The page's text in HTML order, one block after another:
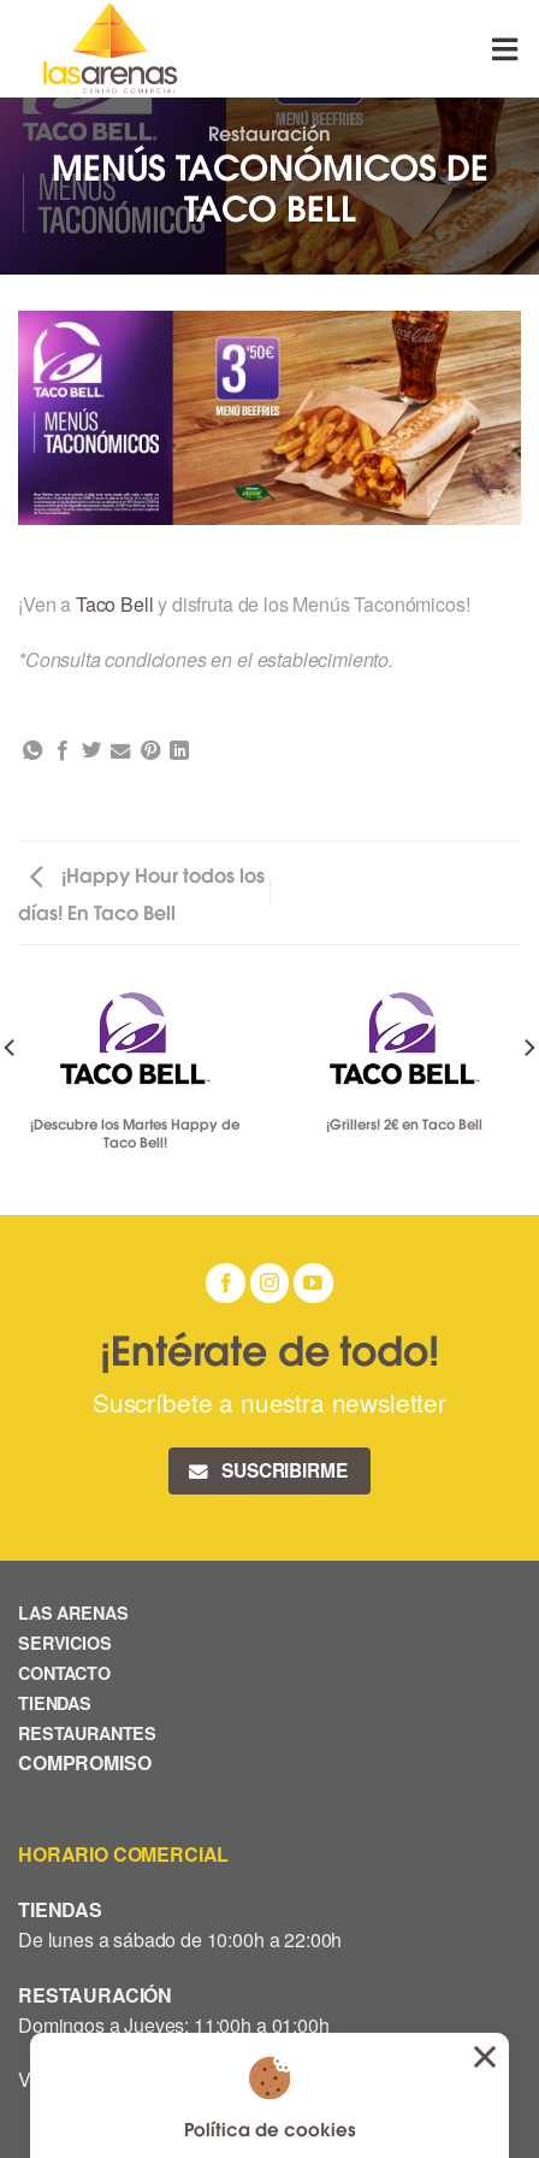
content
Restauración
MENÚS TACONÓMICOS DE
TACO BELL
¡Ven aTaco Belly disfruta de los Menús Taconómicos!
*Consulta condiciones en el establecimiento.
¡Happy Hour todos los
días! En Taco Bell
¡Descubre los Martes Happy de
Taco Bell!
¡Grillers! 2€ en Taco Bell
¡Entérate de todo!
Suscríbete a nuestra newsletter
SUSCRIBIRME
LAS ARENAS
SERVICIOS
CONTACTO
TIENDAS
RESTAURANTES
COMPROMISO
HORARIO COMERCIAL
TIENDAS
De lunes a sábado de 10:00h a 22:00h
RESTAURACIÓN
Domingos a Jueves: 11:00h a 01:00h
Viernes y Sábado: 12:00h a 03:00h
Política de cookies